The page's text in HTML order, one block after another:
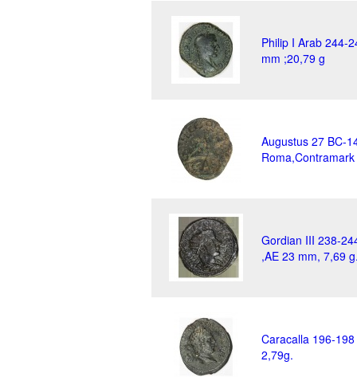
Philip I Arab 244-
mm ;20,79 g
Augustus 27 BC-
Gordian III 238-
,AE 23 mm, 7,69
Caracalla 196-
2,79g.